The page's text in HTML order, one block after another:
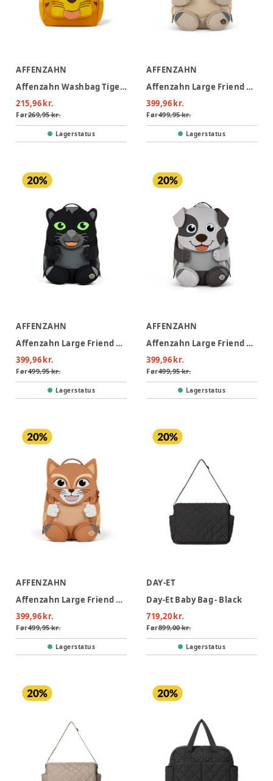
AFFENZAHN
Affenzahn Washbag Tiger - Tiger
215,96 kr.
Før269,95 kr.
Lagerstatus
AFFENZAHN
Affenzahn Large Friend Sloth - Sloth
399,96 kr.
Før499,95 kr.
Lagerstatus
AFFENZAHN
Affenzahn Large Friend Panther - Panther
399,96 kr.
Før499,95 kr.
Lagerstatus
AFFENZAHN
Affenzahn Large Friend Dog - Dog
399,96 kr.
Før499,95 kr.
Lagerstatus
AFFENZAHN
Affenzahn Large Friend Cat - Cat
399,96 kr.
Før499,95 kr.
Lagerstatus
DAY-ET
Day-Et Baby Bag - Black
719,20 kr.
Før899,00 kr.
Lagerstatus